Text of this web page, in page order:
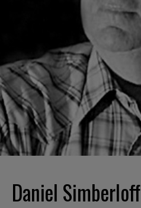
Daniel Simberloff